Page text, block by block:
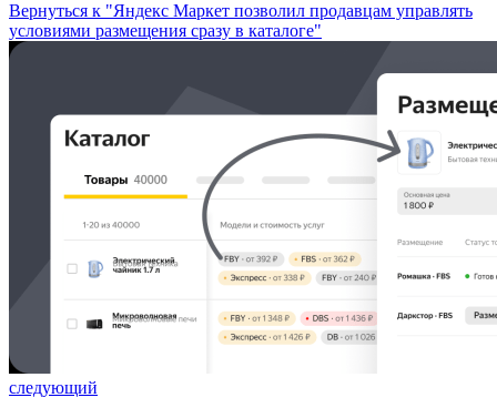
Вернуться к "Яндекс Маркет позволил продавцам управлять
условиями размещения сразу в каталоге"
следующий